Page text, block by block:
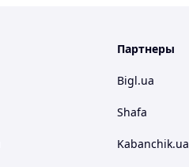
Партнеры
Bigl.ua
Shafa
Kabanchik.ua